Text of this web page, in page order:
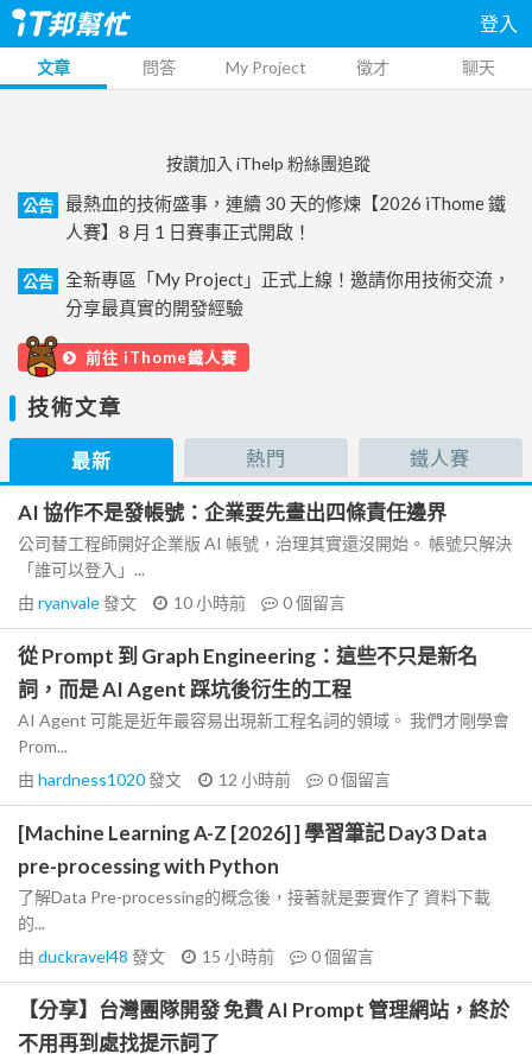
登入
文章 問答 My Project 徵才 聊天
按讚加入 iThelp 粉絲團追蹤
公告
最熱血的技術盛事，連續 30 天的修煉【2026 iThome 鐵
人賽】8 月 1 日賽事正式開啟！
公告
全新專區「My Project」正式上線！邀請你用技術交流，
分享最真實的開發經驗
前往 iThome鐵人賽
技術文章
最新 熱門 鐵人賽
AI 協作不是發帳號：企業要先畫出四條責任邊界
公司替工程師開好企業版 AI 帳號，治理其實還沒開始。 帳號只解決
「誰可以登入」...
由 ryanvale發文 10 小時前 0個留言
從 Prompt 到 Graph Engineering：這些不只是新名
詞，而是 AI Agent 踩坑後衍生的工程
AI Agent 可能是近年最容易出現新工程名詞的領域。 我們才剛學會
Prom...
由 hardness1020發文 12 小時前 0個留言
[Machine Learning A-Z [2026] ] 學習筆記 Day3 Data
pre-processing with Python
了解Data Pre-processing的概念後，接著就是要實作了 資料下載
的...
由 duckravel48 發文 15 小時前 0個留言
【分享】台灣團隊開發 免費 AI Prompt 管理網站，終於
不用再到處找提示詞了